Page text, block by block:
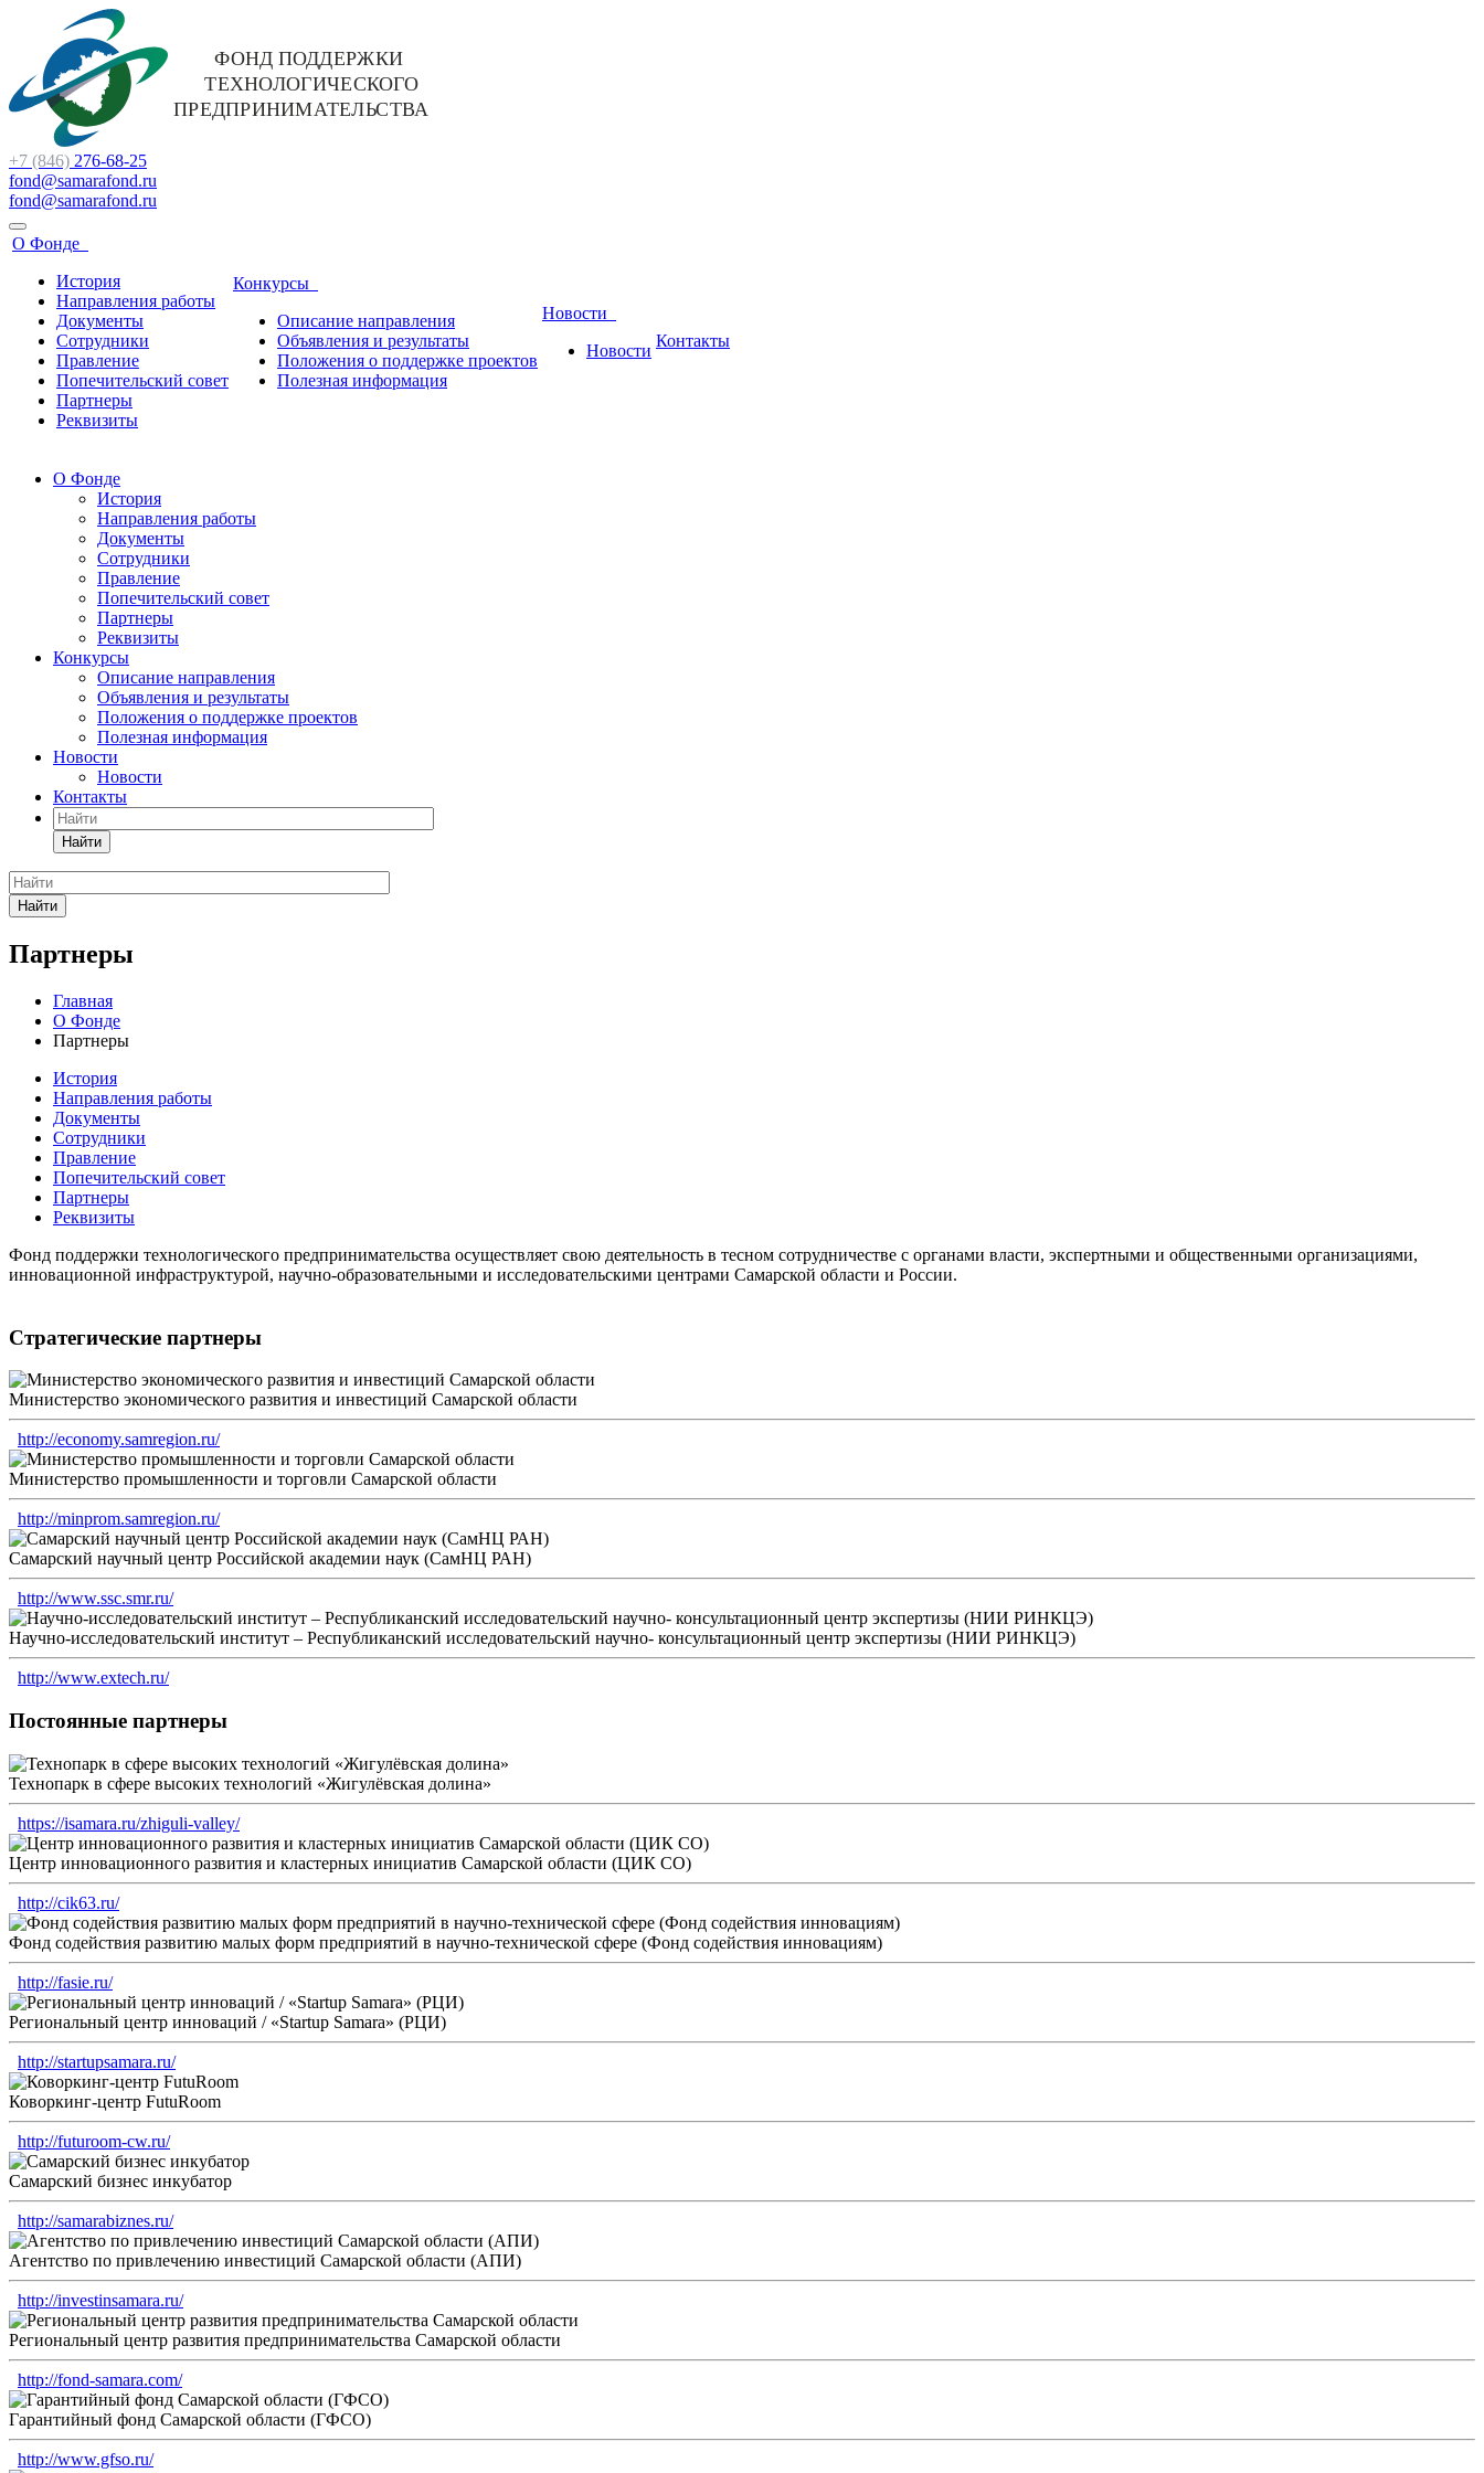
+7 (846) 276-68-25
fond@samarafond.ru
fond@samarafond.ru
О Фонде
История
Направления работы
Документы
Сотрудники
Правление
Попечительский совет
Партнеры
Реквизиты
Конкурсы
Описание направления
Объявления и результаты
Положения о поддержке проектов
Полезная информация
Новости
Новости
Контакты
О Фонде
История
Направления работы
Документы
Сотрудники
Правление
Попечительский совет
Партнеры
Реквизиты
Конкурсы
Описание направления
Объявления и результаты
Положения о поддержке проектов
Полезная информация
Новости
Новости
Контакты
Найти
Найти
Партнеры
Главная
О Фонде
Партнеры
История
Направления работы
Документы
Сотрудники
Правление
Попечительский совет
Партнеры
Реквизиты
Фонд поддержки технологического предпринимательства осуществляет свою деятельность в тесном сотрудничестве с органами власти, экспертными и общественными организациями,
инновационной инфраструктурой, научно-образовательными и исследовательскими центрами Самарской области и России.
Стратегические партнеры
Министерство экономического развития и инвестиций Самарской области
http://economy.samregion.ru/
Министерство промышленности и торговли Самарской области
http://minprom.samregion.ru/
Самарский научный центр Российской академии наук (СамНЦ РАН)
http://www.ssc.smr.ru/
Научно-исследовательский институт – Республиканский исследовательский научно- консультационный центр экспертизы (НИИ РИНКЦЭ)
http://www.extech.ru/
Постоянные партнеры
Технопарк в сфере высоких технологий «Жигулёвская долина»
https://isamara.ru/zhiguli-valley/
Центр инновационного развития и кластерных инициатив Самарской области (ЦИК СО)
http://cik63.ru/
Фонд содействия развитию малых форм предприятий в научно-технической сфере (Фонд содействия инновациям)
http://fasie.ru/
Региональный центр инноваций / «Startup Samara» (РЦИ)
http://startupsamara.ru/
Коворкинг-центр FutuRoom
http://futuroom-cw.ru/
Самарский бизнес инкубатор
http://samarabiznes.ru/
Агентство по привлечению инвестиций Самарской области (АПИ)
http://investinsamara.ru/
Региональный центр развития предпринимательства Самарской области
http://fond-samara.com/
Гарантийный фонд Самарской области (ГФСО)
http://www.gfso.ru/